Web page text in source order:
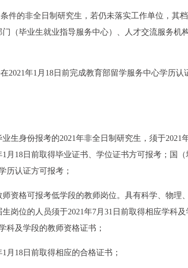
件的非全日制研究生，若仍未落实工作单位，其
（毕业生就业指导服务中心）、人才交流服务机
2021年1月18日前完成教育部留学服务中心学历认
生身份报考的2021年非全日制研究生，须于2021
月18日前取得毕业证书、学位证书方可报考；国
历认证方可报考；
资格可报考低学段的教师岗位。具有科学、物理
岗位的人员须于2021年7月31日前取得相应学科及
科及学段的教师资格证书；
月18日前取得相应的合格证书；